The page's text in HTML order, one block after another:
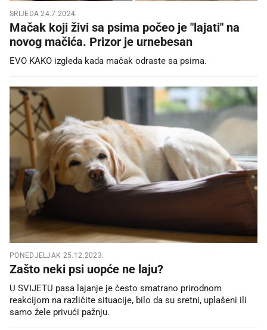
SRIJEDA 24.7.2024.
Mačak koji živi sa psima počeo je "lajati" na
novog mačića. Prizor je urnebesan
EVO KAKO izgleda kada mačak odraste sa psima.
PONEDJELJAK 25.12.2023.
Zašto neki psi uopće ne laju?
U SVIJETU pasa lajanje je često smatrano prirodnom
reakcijom na različite situacije, bilo da su sretni, uplašeni ili
samo žele privući pažnju.